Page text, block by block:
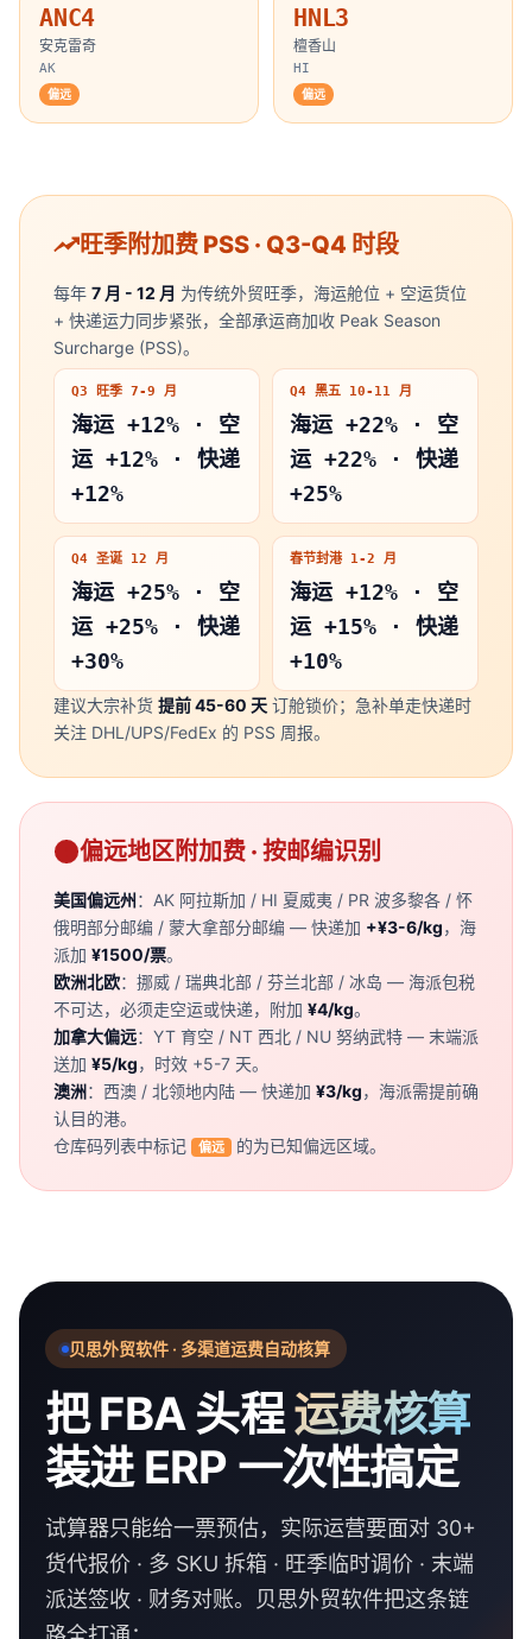
ANC4
安克雷奇
AK
HNL3
檀香山
HI
旺季附加费 PSS · Q3-Q4 时段
每年 7 月 - 12 月 为传统外贸旺季，海运舱位 + 空运货位
+ 快递运力同步紧张，全部承运商加收 Peak Season
Surcharge (PSS)。
Q3 旺季 7-9 月
海运 +12% · 空
运 +12% · 快递
+12%
Q4 黑五 10-11 月
海运 +22% · 空
运 +22% · 快递
+25%
Q4 圣诞 12 月
海运 +25% · 空
运 +25% · 快递
+30%
春节封港 1-2 月
海运 +12% · 空
运 +15% · 快递
+10%
建议大宗补货 提前 45-60 天 订舱锁价；急补单走快递时
关注 DHL/UPS/FedEx 的 PSS 周报。
偏远地区附加费 · 按邮编识别
美国偏远州：AK 阿拉斯加 / HI 夏威夷 / PR 波多黎各 / 怀
俄明部分邮编 / 蒙大拿部分邮编 — 快递加 +¥3-6/kg，海
派加 ¥1500/票。
欧洲北欧：挪威 / 瑞典北部 / 芬兰北部 / 冰岛 — 海派包税
不可达，必须走空运或快递，附加 ¥4/kg。
加拿大偏远：YT 育空 / NT 西北 / NU 努纳武特 — 末端派
送加 ¥5/kg，时效 +5-7 天。
澳洲：西澳 / 北领地内陆 — 快递加 ¥3/kg，海派需提前确
认目的港。
仓库码列表中标记
偏远 的为已知偏远区域。
贝思外贸软件 · 多渠道运费自动核算
把 FBA 头程运费核算
装进 ERP 一次性搞定
试算器只能给一票预估，实际运营要面对 30+
货代报价 · 多 SKU 拆箱 · 旺季临时调价 · 末端
派送签收 · 财务对账。贝思外贸软件把这条链